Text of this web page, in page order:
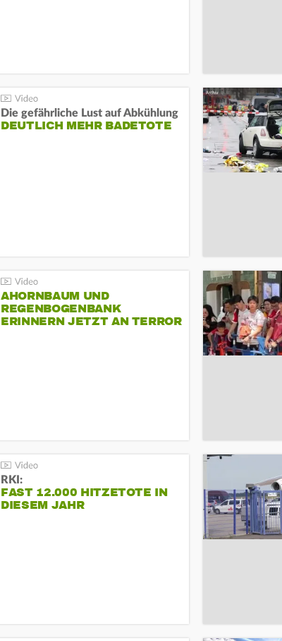
Die gefährliche Lust auf Abkühlung
DEUTLICH MEHR BADETOTE
AHORNBAUM UND
REGENBOGENBANK
ERINNERN JETZT AN TERROR
RKI:
FAST 12.000 HITZETOTE IN
DIESEM JAHR